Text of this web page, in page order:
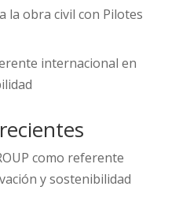
la obra civil con Pilotes
internacional en
como referente
y sostenibilidad